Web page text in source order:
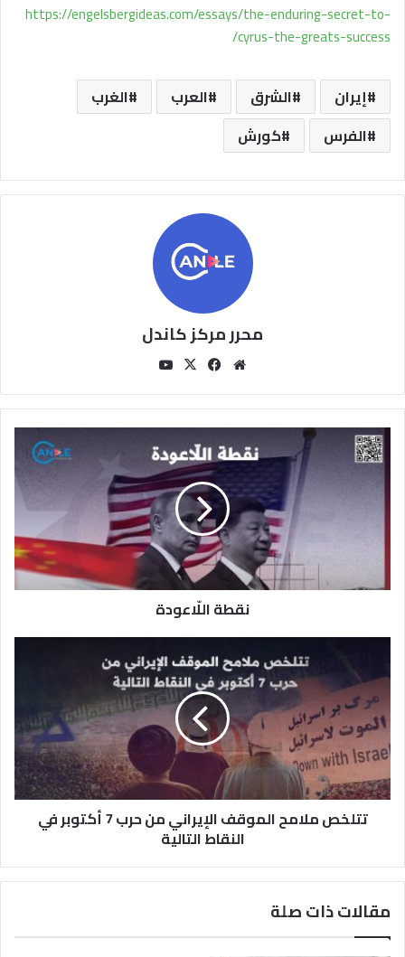
https://engelsbergideas.com/essays/the-enduring-secret-to-
cyrus-the-greats-success/
إيران الشرق العرب
الغرب
الفرس
كورش
محرر مركز كاندل
مو
الوي
ب
في
وك
‫X
be
ع
نقطة اللّاعودة
ل
خ
ص
م
ل
ا
م
م
ق
ف
تتلخص ملامح الموقف الإيراني من حرب 7 أكتوبر في
النقاط التالية
مقالات ذات صلة